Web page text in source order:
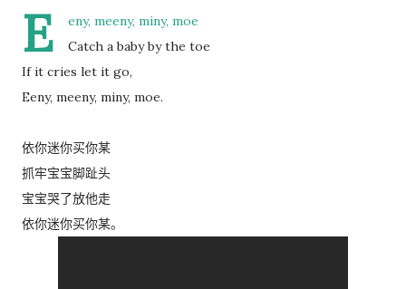
E
eny, meeny, miny, moe
Catch a baby by the toe
If it cries let it go,
Eeny, meeny, miny, moe.
依你迷你买你某
抓牢宝宝脚趾头
宝宝哭了放他走
依你迷你买你某。